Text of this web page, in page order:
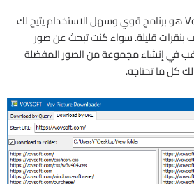
VovSoft Picture Downloader هو برنامج قوي وسهل الاستخدام يتيح لك
بنقرات قليلة. سواء كنت تبحث عن صور
في إنشاء مجموعة من الصور المفضلة
كل ما تحتاجه.